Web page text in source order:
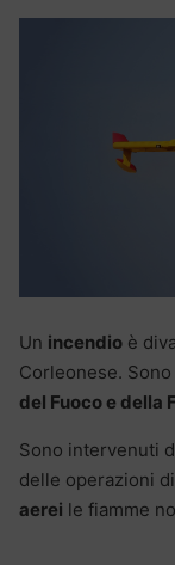
Un incendio è
Corleonese.
del Fuoco e della
Sono intervenuti
delle operazioni
aerei le fiamme